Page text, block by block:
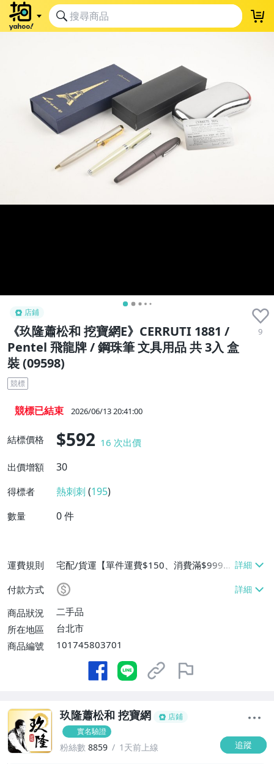
店鋪
《玖隆蕭松和 挖寶網E》CERRUTI 1881 /
Pentel 飛龍牌 / 鋼珠筆 文具用品 共 3入 盒
裝 (09598)
9
競標
競標已結束 2026/06/13 20:41:00
結標價格 $592 16 次出價
出價增額
30
得標者 熱刺刺 (195)
數量 0件
運費規則
宅配/貨運【單件運費$150、消費滿$9999
9免運費】、郵局掛號【單件運費$100、消
費滿$99999免運費】、離島配送【單件運
費$120、消費滿$99999免運費】
付款方式
商品狀況
二手品
所在地區
台北市
商品編號
101745803701
玖隆蕭松和 挖寶網
店鋪
實名驗證
粉絲數 8859 1天前上線 追蹤